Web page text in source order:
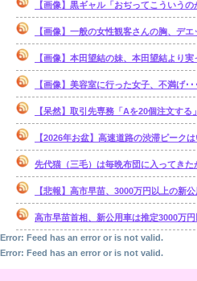
【画像】黒ギャル「おぢってこういう
【画像】一般の女性観客さんの胸、デ
【画像】本田望結の妹、本田望結より
【画像】美容室に行った女子、不満げ･･
【呆然】取引先専務「Aを20個注文する」ぼく「いつも1～2個し
【2026年お盆】高速道路の渋滞ピークはいつ？
先代猫（三毛）は毎晩布団に入ってきたが、時々意地悪して 肩
【悲報】高市早苗、3000万円以上の新
高市早苗首相、新公用車は推定3000万
Error: Feed has an error or is not valid.
Error: Feed has an error or is not valid.